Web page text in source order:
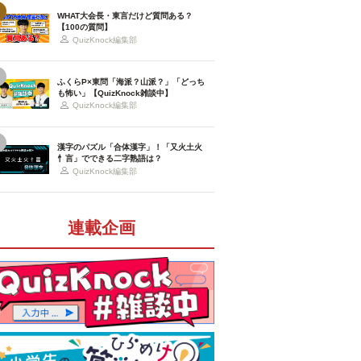
WHAT大会長・東言だけど質問ある？
【100の質問】
QuizKnock編集部
ふくらP×東問「海派？山派？」「どっち
も怖い」【QuizKnock雑談中】
QuizKnock編集部
漢字のパズル「合体漢字」！「又火土火
忄言」でできる二字熟語は？
QuizKnock編集部
連載企画